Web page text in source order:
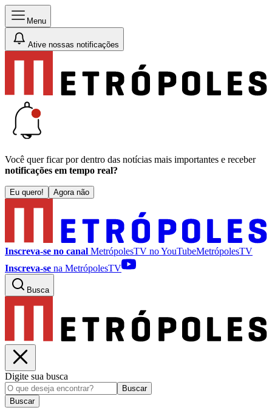
Menu
Ative nossas notificações
Você quer ficar por dentro das notícias mais importantes e receber
notificações em tempo real?
Eu quero! Agora não
Inscreva-se no canal MetrópolesTV noYouTubeMetrópolesTV
Inscreva-se na MetrópolesTV
Busca
Digite sua busca
Buscar
Buscar